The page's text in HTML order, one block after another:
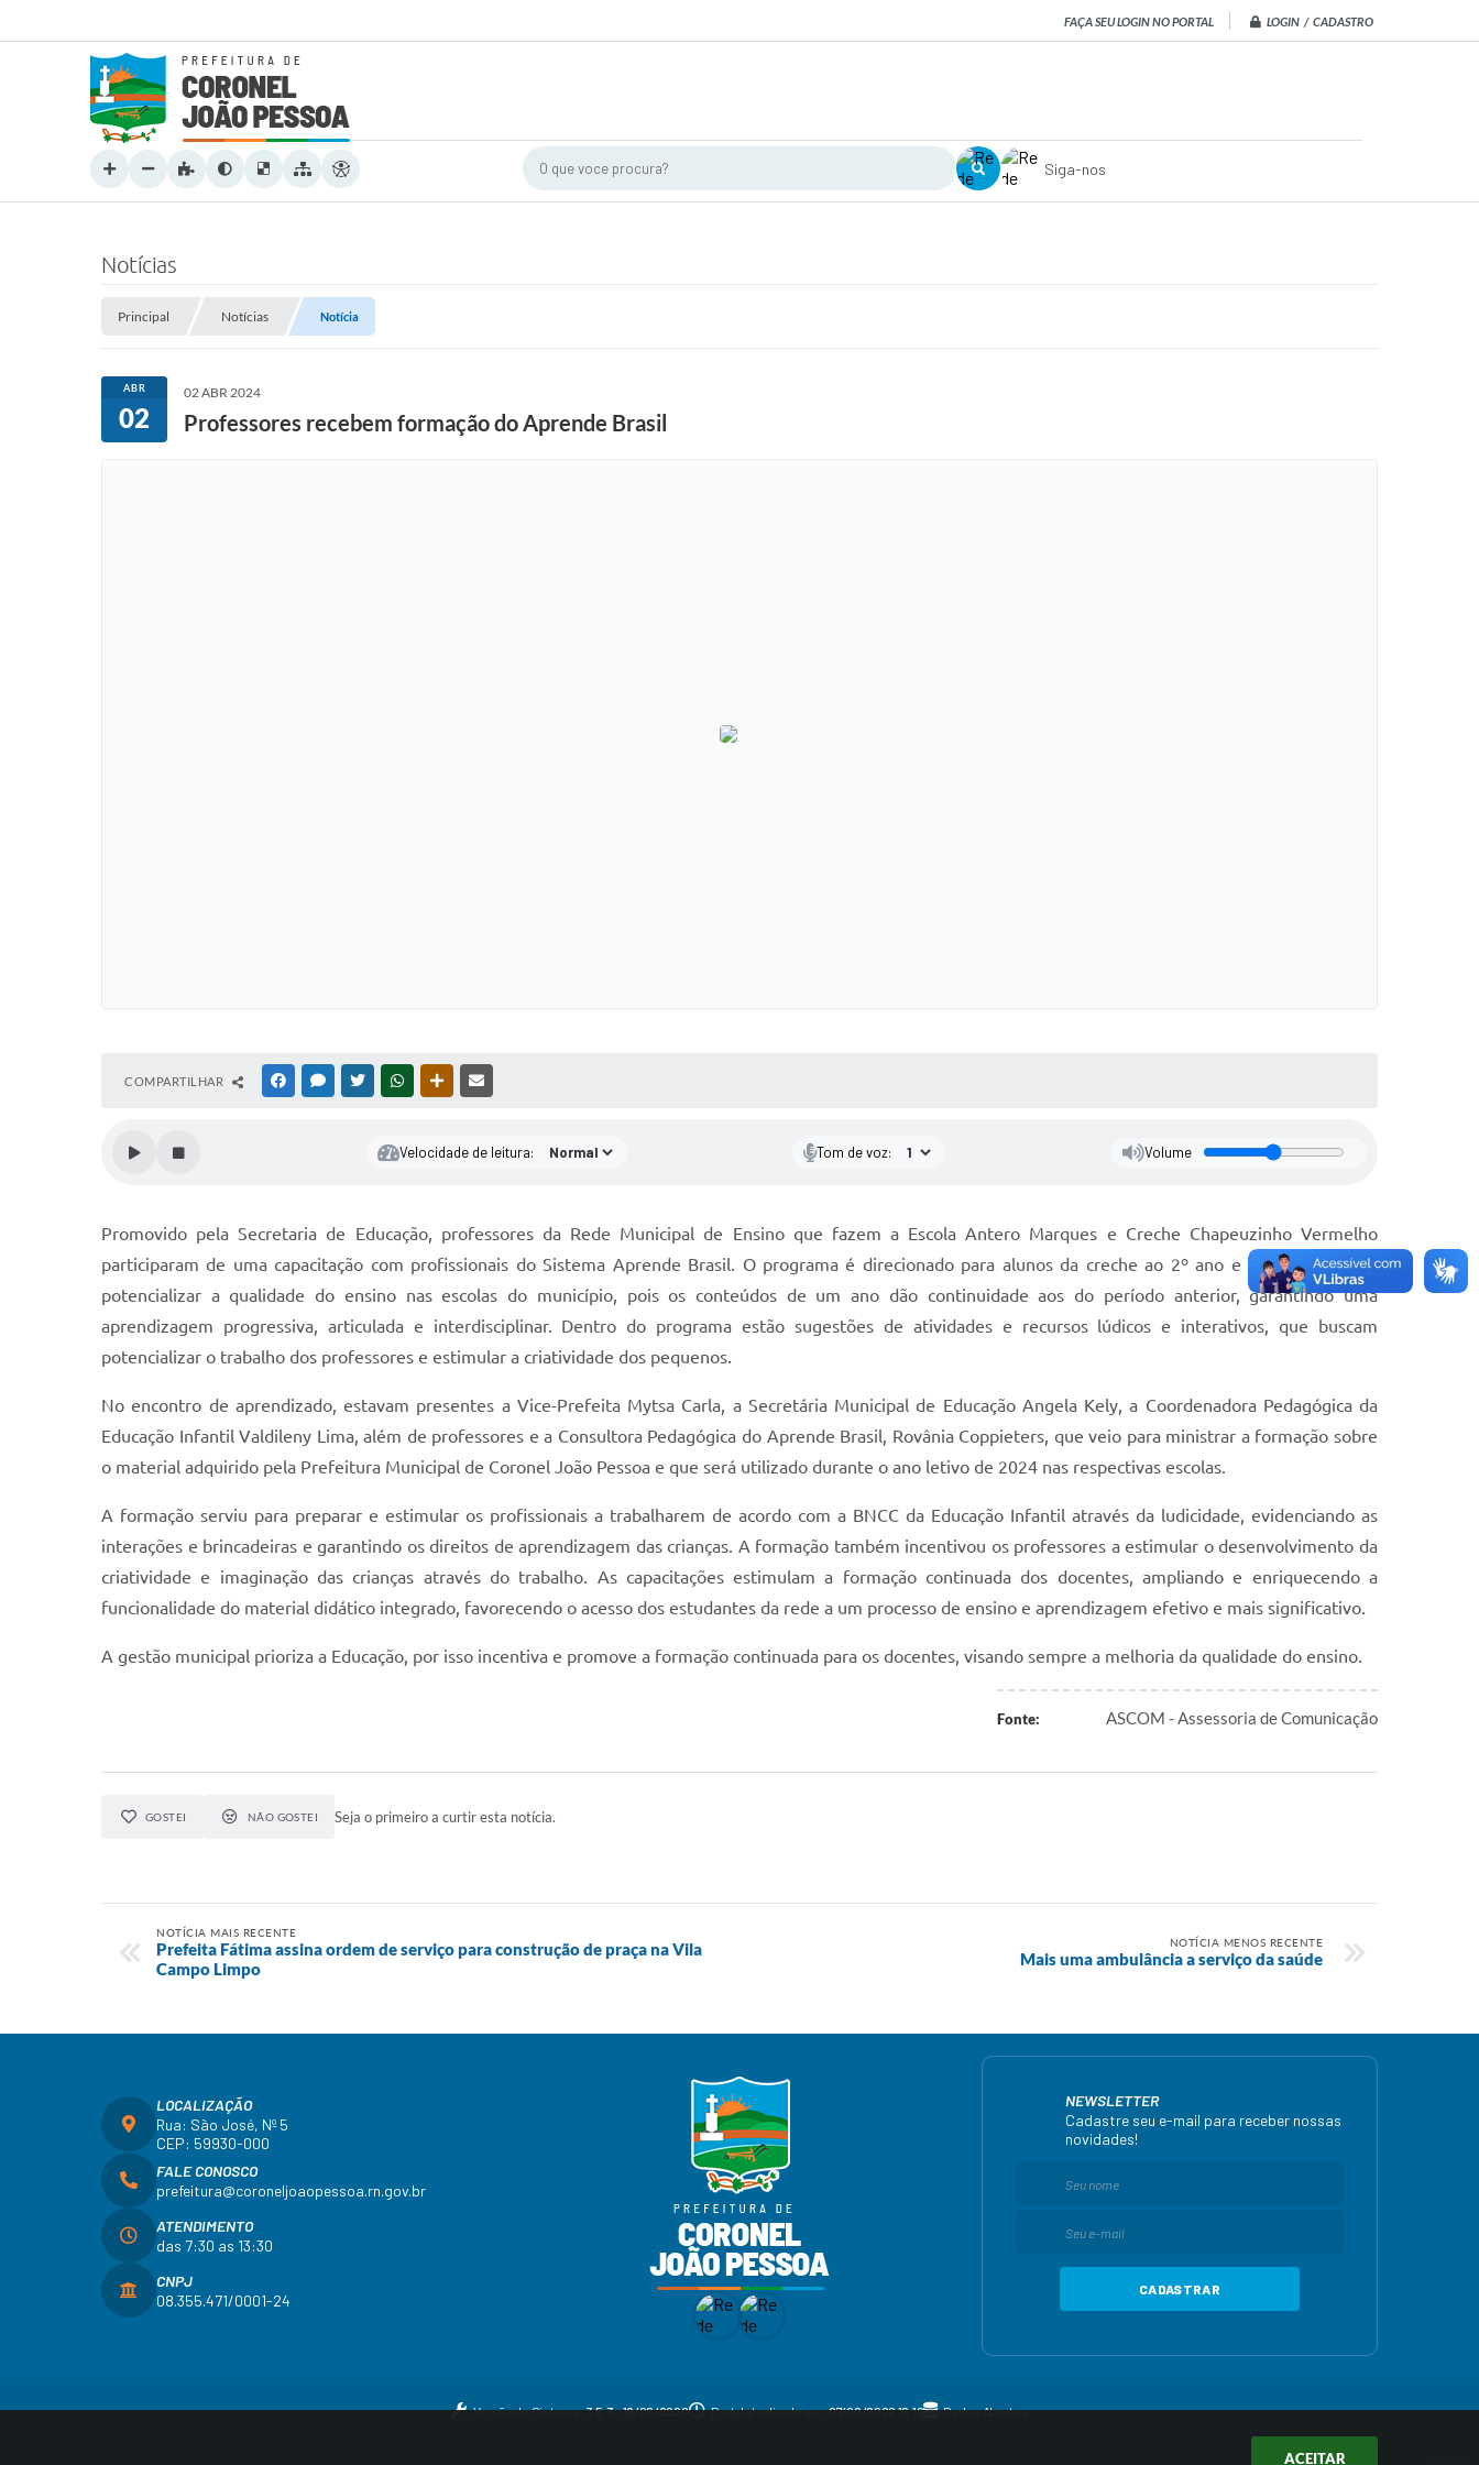
ACEITAR
FAÇA SEU LOGIN NO PORTAL LOGIN / CADASTRO
O que voce procura? Siga-nos
Notícias
Principal Notícias Notícia
ABR
02
02 ABR 2024
Professores recebem formação do Aprende Brasil
COMPARTILHAR FACEBOOKMESSENGER
TWITTERWHATSAPPOUTRAS MÍDIAS
Velocidade de leitura: Tom de voz: Volume
Promovido pela Secretaria de Educação, professores da Rede Municipal de Ensino que fazem a Escola Antero Marques e Creche Chapeuzinho Vermelho
participaram de uma capacitação com profissionais do Sistema Aprende Brasil. O programa é direcionado para alunos da creche ao 2º ano e tem objetivo de
potencializar a qualidade do ensino nas escolas do município, pois os conteúdos de um ano dão continuidade aos do período anterior, garantindo uma
aprendizagem progressiva, articulada e interdisciplinar. Dentro do programa estão sugestões de atividades e recursos lúdicos e interativos, que buscam
potencializar o trabalho dos professores e estimular a criatividade dos pequenos.
No encontro de aprendizado, estavam presentes a Vice-Prefeita Mytsa Carla, a Secretária Municipal de Educação Angela Kely, a Coordenadora Pedagógica da
Educação Infantil Valdileny Lima, além de professores e a Consultora Pedagógica do Aprende Brasil, Rovânia Coppieters, que veio para ministrar a formação sobre
o material adquirido pela Prefeitura Municipal de Coronel João Pessoa e que será utilizado durante o ano letivo de 2024 nas respectivas escolas.
A formação serviu para preparar e estimular os profissionais a trabalharem de acordo com a BNCC da Educação Infantil através da ludicidade, evidenciando as
interações e brincadeiras e garantindo os direitos de aprendizagem das crianças. A formação também incentivou os professores a estimular o desenvolvimento da
criatividade e imaginação das crianças através do trabalho. As capacitações estimulam a formação continuada dos docentes, ampliando e enriquecendo a
funcionalidade do material didático integrado, favorecendo o acesso dos estudantes da rede a um processo de ensino e aprendizagem efetivo e mais significativo.
A gestão municipal prioriza a Educação, por isso incentiva e promove a formação continuada para os docentes, visando sempre a melhoria da qualidade do ensino.
Fonte: ASCOM - Assessoria de Comunicação
GOSTEI NÃO GOSTEI Seja o primeiro a curtir esta notícia.
NOTÍCIA MAIS RECENTE
Prefeita Fátima assina ordem de serviço para construção de praça na Vila
Campo Limpo
NOTÍCIA MENOS RECENTE
Mais uma ambulância a serviço da saúde
LOCALIZAÇÃO
Rua: São José, Nº 5
CEP: 59930-000
FALE CONOSCO
prefeitura@coroneljoaopessoa.rn.gov.br
ATENDIMENTO
das 7:30 as 13:30
CNPJ
08.355.471/0001-24
NEWSLETTER
Cadastre seu e-mail para receber nossas
novidades!
CADASTRAR
Versão do Sistema:3.5.3 - 19/06/2026 Portal atualizado em:07/08/2026 12:16 Dados Abertos